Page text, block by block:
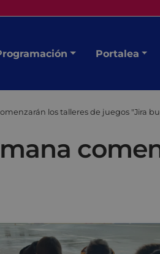
Portalea
los talleres de juegos "Jira